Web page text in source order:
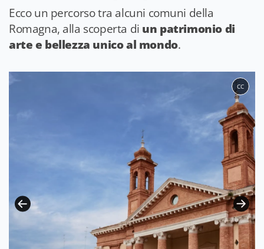
Ecco un percorso tra alcuni comuni della
Romagna, alla scoperta di un patrimonio di
arte e bellezza unico al mondo.
CC